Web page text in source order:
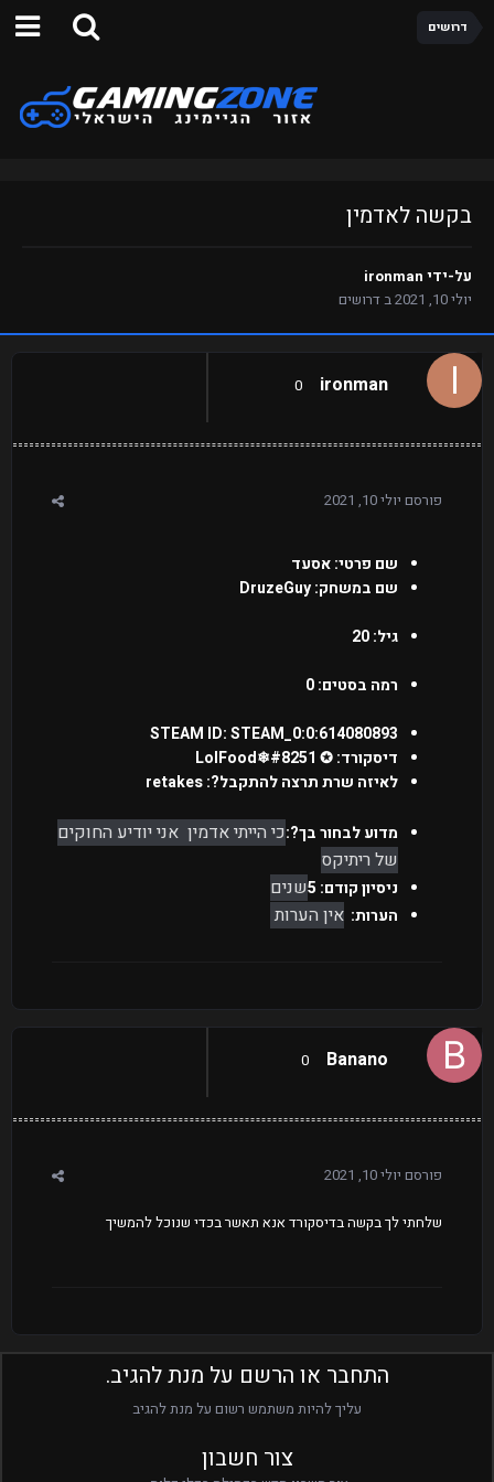
דרושים
בקשה לאדמין
על-ידי ironman
יולי 10, 2021
בדרושים
ironman
0
פורסם יולי 10, 2021
שם פרטי: אסעד
שם במשחק: DruzeGuy
גיל: 20
רמה בסטים: 0
STEAM ID: STEAM_0:0:614080893
דיסקורד: ✪ LolFood❄#8251
לאיזה שרת תרצה להתקבל?: retakes
מדוע לבחור בך?:כי הייתי אדמין אני יודיע החוקים
של ריתיקס
ניסיון קודם: 5 שנים
הערות: אין הערות
Banano
0
פורסם יולי 10, 2021
שלחתי לך בקשה בדיסקורד אנא תאשר בכדי שנוכל להמשיך
התחבר או הרשם על מנת להגיב.
עליך להיות משתמש רשום על מנת להגיב
צור חשבון